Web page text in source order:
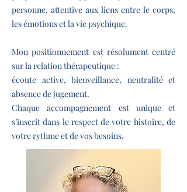
personne, attentive aux liens entre le corps,
les émotions et la vie psychique.
Mon positionnement est résolument centré
sur la relation thérapeutique :
écoute active, bienveillance, neutralité et
absence de jugement.
Chaque accompagnement est unique et
s’inscrit dans le respect de votre histoire, de
votre rythme et de vos besoins.